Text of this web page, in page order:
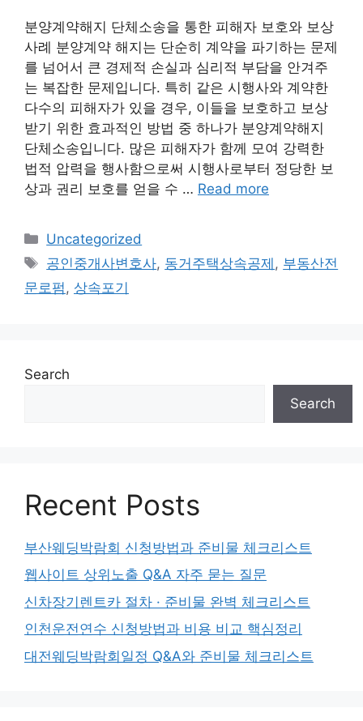
분양계약해지 단체소송을 통한 피해자 보호와 보상
사례 분양계약 해지는 단순히 계약을 파기하는 문제
를 넘어서 큰 경제적 손실과 심리적 부담을 안겨주
는 복잡한 문제입니다. 특히 같은 시행사와 계약한
다수의 피해자가 있을 경우, 이들을 보호하고 보상
받기 위한 효과적인 방법 중 하나가 분양계약해지
단체소송입니다. 많은 피해자가 함께 모여 강력한
법적 압력을 행사함으로써 시행사로부터 정당한 보
상과 권리 보호를 얻을 수 … Read more
Categories
Uncategorized
Tags
공인중개사변호사, 동거주택상속공제 , 부동산전
문로펌 , 상속포기
Search
Search
Recent Posts
부산웨딩박람회 신청방법과 준비물 체크리스트
웹사이트 상위노출 Q&A 자주 묻는 질문
신차장기렌트카 절차 · 준비물 완벽 체크리스트
인천운전연수 신청방법과 비용 비교 핵심정리
대전웨딩박람회일정 Q&A와 준비물 체크리스트